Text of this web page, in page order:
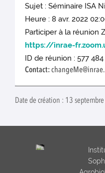
Sujet : Séminaire ISA
Heure : 8 avr. 2022
Participer à la réunion
https://inrae-
ID de réunion : 577
Contact:
Date de création : 13